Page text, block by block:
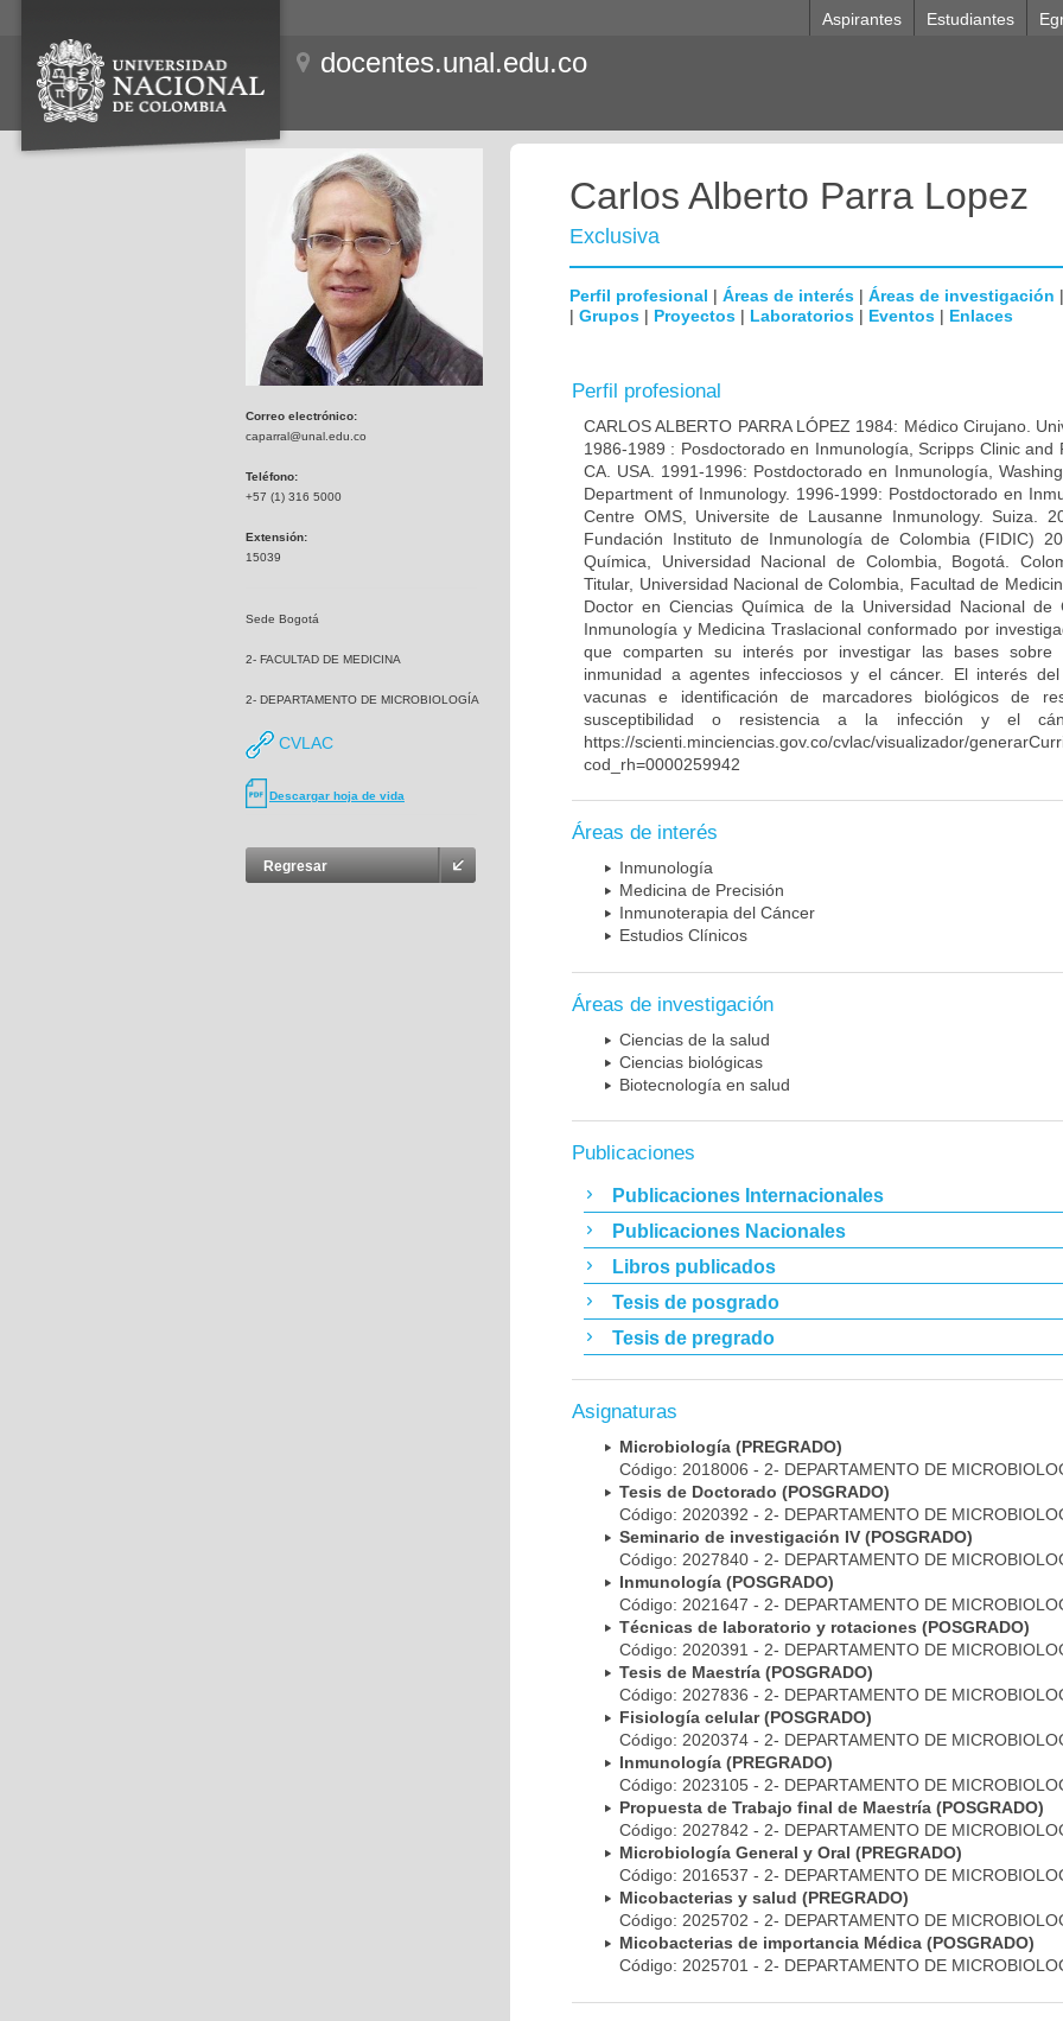
Aspirantes Estudiantes
docentes.unal.edu.co
Correo electrónico:
caparral@unal.edu.co
Teléfono:
+57 (1) 316 5000
Extensión:
15039
Sede Bogotá
2- FACULTAD DE MEDICINA
2- DEPARTAMENTO DE MICROBIOLOGÍA
CVLAC
Descargar hoja de vida
Regresar
Carlos Alberto Parra Lopez
Exclusiva
Perfil profesional | Áreas de interés | Áreas de investigación |
| Grupos | Proyectos | Laboratorios | Eventos | Enlaces
Perfil profesional
CARLOS ALBERTO PARRA LÓPEZ 1984: Médico Cirujano.
1986-1989 : Posdoctorado en Inmunología, Scripps Clinic and
CA. USA. 1991-1996: Postdoctorado en Inmunología,
Department of Inmunology. 1996-1999: Postdoctorado en
Centre OMS, Universite de Lausanne Inmunology. Suiza.
Fundación Instituto de Inmunología de Colombia (FIDIC)
Química, Universidad Nacional de Colombia, Bogotá.
Titular, Universidad Nacional de Colombia, Facultad de
Doctor en Ciencias Química de la Universidad Nacional
Inmunología y Medicina Traslacional conformado por
que comparten su interés por investigar las bases sobre
inmunidad a agentes infecciosos y el cáncer. El interés
vacunas e identificación de marcadores biológicos de
susceptibilidad o resistencia a la infección y el
https://scienti.minciencias.gov.co/cvlac/visualizador/
cod_rh=0000259942
Áreas de interés
Inmunología
Medicina de Precisión
Inmunoterapia del Cáncer
Estudios Clínicos
Áreas de investigación
Ciencias de la salud
Ciencias biológicas
Biotecnología en salud
Publicaciones
Publicaciones Internacionales
Publicaciones Nacionales
Libros publicados
Tesis de posgrado
Tesis de pregrado
Asignaturas
Microbiología (PREGRADO)
Código: 2018006 - 2- DEPARTAMENTO DE
Tesis de Doctorado (POSGRADO)
Código: 2020392 - 2- DEPARTAMENTO DE
Seminario de investigación IV (POSGRADO)
Código: 2027840 - 2- DEPARTAMENTO DE
Inmunología (POSGRADO)
Código: 2021647 - 2- DEPARTAMENTO DE
Técnicas de laboratorio y rotaciones (POSGRADO)
Código: 2020391 - 2- DEPARTAMENTO DE
Tesis de Maestría (POSGRADO)
Código: 2027836 - 2- DEPARTAMENTO DE
Fisiología celular (POSGRADO)
Código: 2020374 - 2- DEPARTAMENTO DE
Inmunología (PREGRADO)
Código: 2023105 - 2- DEPARTAMENTO DE
Propuesta de Trabajo final de Maestría (POSGRADO)
Código: 2027842 - 2- DEPARTAMENTO DE
Microbiología General y Oral (PREGRADO)
Código: 2016537 - 2- DEPARTAMENTO DE
Micobacterias y salud (PREGRADO)
Código: 2025702 - 2- DEPARTAMENTO DE
Micobacterias de importancia Médica (POSGRADO)
Código: 2025701 - 2- DEPARTAMENTO DE